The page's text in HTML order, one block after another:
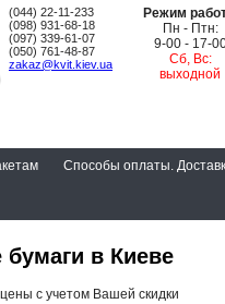
(044) 22-11-233
(098) 931-68-18
(097) 339-61-07
(050) 761-48-87
zakaz@kvit.kiev.ua
Режим
Пн - Птн:
9-00 - 17-
Сб, Вс:
выходной
Способы оплаты.
в Киеве
с учетом Вашей скидки